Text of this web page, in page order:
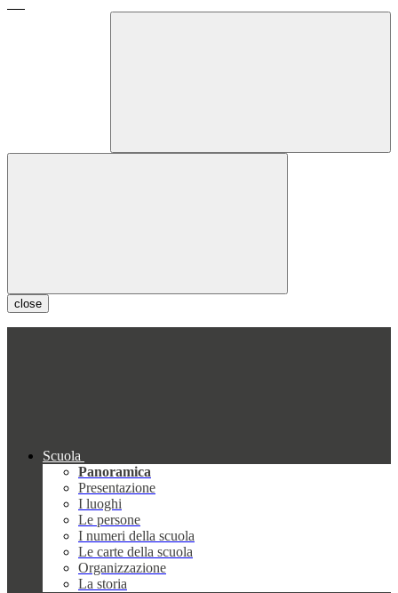
close
Scuola
Panoramica
Presentazione
I luoghi
Le persone
I numeri della scuola
Le carte della scuola
Organizzazione
La storia